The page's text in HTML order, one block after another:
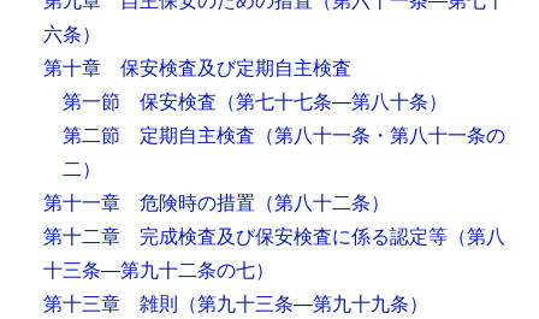
六条）
第十章 保安検査及び定期自主検査
第一節 保安検査 （第七十七条―第八十条）
第二節 定期自主検査 （第八十一条・第八十一条の
二）
第十一章 危険時の措置 （第八十二条）
第十二章 完成検査及び保安検査に係る認定等 （第八
十三条―第九十二条の七）
第十三章 雑則 （第九十三条―第九十九条）